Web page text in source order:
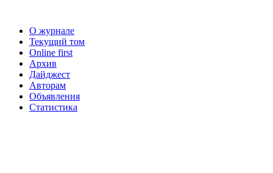
О журнале
Текущий том
Online first
Архив
Дайджест
Авторам
Объявления
Статистика